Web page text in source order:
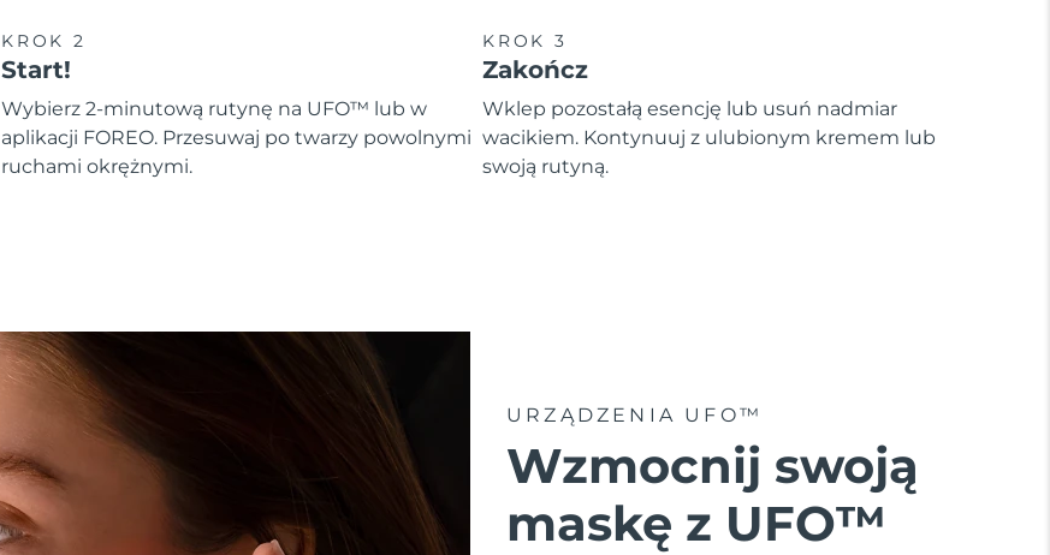
KROK 2
Start!
Wybierz 2-minutową rutynę na UFO™ lub w
aplikacji FOREO. Przesuwaj po twarzy powolnymi
ruchami okrężnymi.
KROK 3
Zakończ
Wklep pozostałą esencję lub usuń nadmiar
wacikiem. Kontynuuj z ulubionym kremem lub
swoją rutyną.
URZĄDZENIA UFO™
Wzmocnij swoją
maskę z UFO™